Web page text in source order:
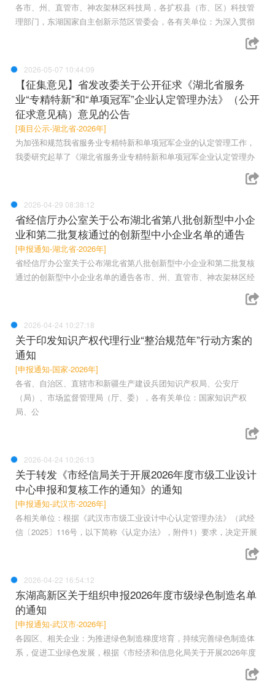
各市、州、直管市、神农架林区科技局，各扩权县（市、区）科技管
理部门，东湖国家自主创新示范区管委会，各有关单位：为深入贯彻
2026-05-07 10:44:09
【征集意见】省发改委关于公开征求《湖北省服务
业“专精特新”和“单项冠军”企业认定管理办法》（公开
征求意见稿）意见的公告
[项目公示-湖北省-2026年]
为加强和规范我省服务业专精特新和单项冠军企业的认定管理工作，
我委研究起草了《湖北省服务业专精特新和单项冠军企业认定管理办
2026-04-29 08:38:12
省经信厅办公室关于公布湖北省第八批创新型中小企
业和第二批复核通过的创新型中小企业名单的通告
[申报通知-湖北省-2026年]
省经信厅办公室关于公布湖北省第八批创新型中小企业和第二批复核
通过的创新型中小企业名单的通告各市、州、直管市、神农架林区经
2026-04-24 10:27:18
关于印发知识产权代理行业“整治规范年”行动方案的
通知
[申报通知-国家-2026年]
各省、自治区、直辖市和新疆生产建设兵团知识产权局、公安厅
（局）、市场监督管理局（厅、委），各有关单位：国家知识产权
局、公
2026-04-24 10:26:13
关于转发《市经信局关于开展2026年度市级工业设计
中心申报和复核工作的通知》的通知
[申报通知-武汉市-2026年]
各相关单位：根据《武汉市市级工业设计中心认定管理办法》（武经
信〔2025〕116号，以下简称《认定办法》，附件1）要求，决定开展
2026-04-22 16:54:12
东湖高新区关于组织申报2026年度市级绿色制造名单
的通知
[申报通知-武汉市-2026年]
各园区、相关企业：为推进绿色制造梯度培育，持续完善绿色制造体
系，促进工业绿色发展，根据《市经济和信息化局关于开展2026年度